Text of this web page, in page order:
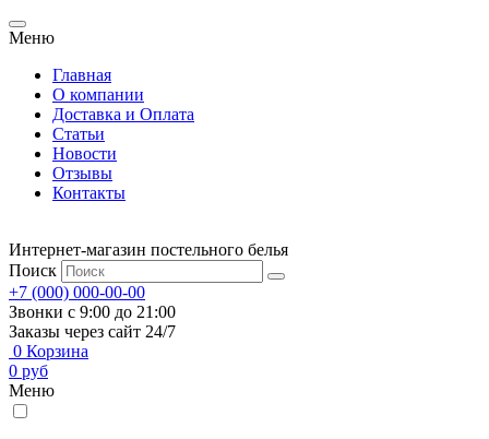
Меню
Главная
О компании
Доставка и Оплата
Статьи
Новости
Отзывы
Контакты
Интернет-магазин постельного белья
Поиск
+7 (000) 000-00-00
Звонки с 9:00 до 21:00
Заказы через сайт 24/7
0 Корзина
0 руб
Меню